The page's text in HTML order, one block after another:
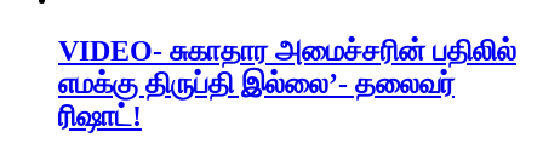
VIDEO- சுகாதார அமைச்சரின் பதிலில்
எமக்கு திருப்தி இல்லை’- தலைவர்
ரிஷாட்!